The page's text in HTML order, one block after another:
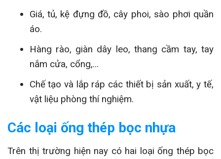
Giá, tủ, kệ đựng đồ, cây phoi, sào phơi quần
áo.
Hàng rào, giàn dây leo, thang cầm tay, tay
nắm cửa, cổng,...
Chế tạo và lắp ráp các thiết bị sản xuất, y tế,
vật liệu phòng thí nghiệm.
Các loại ống thép bọc nhựa
Trên thị trường hiện nay có hai loại ống thép bọc